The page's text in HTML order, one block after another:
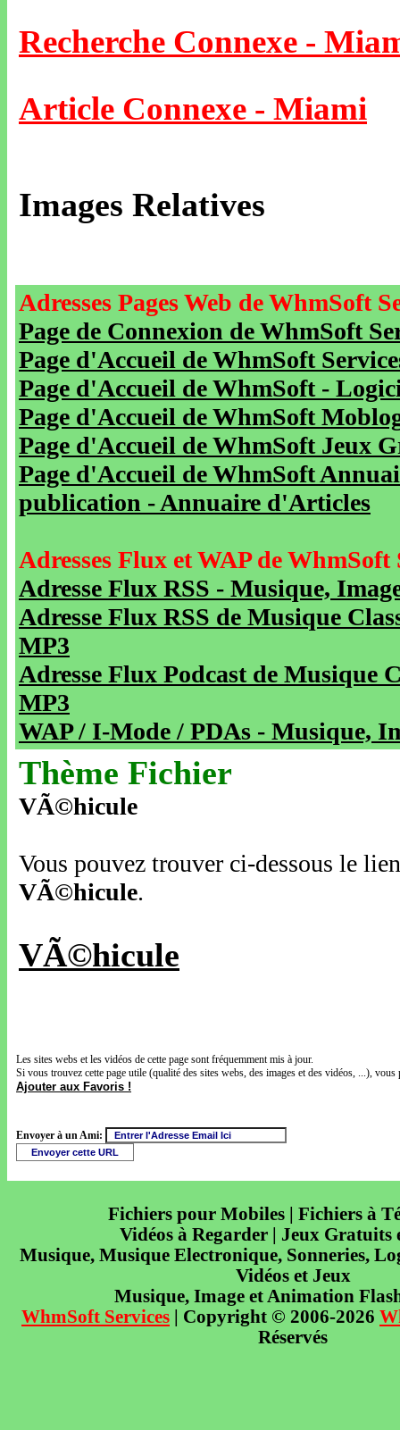
Recherche Connexe -
Article Connexe - Miami
Images Relatives
Adresses Pages Web de WhmSoft
Page de Connexion de WhmSoft
Page d'Accueil de WhmSoft
Page d'Accueil de WhmSoft -
Page d'Accueil de WhmSoft
Page d'Accueil de WhmSoft Jeux
Page d'Accueil de WhmSoft
publication - Annuaire d'Articles
Adresses Flux et WAP de WhmSoft
Adresse Flux RSS - Musique,
Adresse Flux RSS de Musique
MP3
Adresse Flux Podcast de Musique
MP3
WAP / I-Mode / PDAs - Musique,
Thème Fichier
VÃ©hicule
Vous pouvez trouver ci-dessous le
VÃ©hicule.
VÃ©hicule
Les sites webs et les vidéos de cette page sont fréquemment mis à jour.
Si vous trouvez cette page utile (qualité des sites webs, des images et des vidéos, ...),
Ajouter aux Favoris !
Envoyer à un Ami:
Fichiers pour Mobiles | Fichiers à
Vidéos à Regarder | Jeux Gratuits
Musique, Musique Electronique, Sonneries,
Vidéos et Jeux
Musique, Image et Animation
WhmSoft Services | Copyright © 2006-2026
Réservés